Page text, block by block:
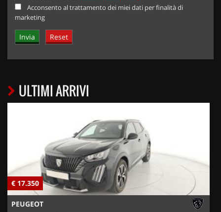
Acconsento al trattamento dei miei dati per finalità di
marketing
ULTIMI ARRIVI
€ 17.350
PEUGEOT